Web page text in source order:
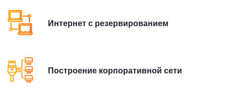
Интернет с резервированием
Построение корпоративной сети